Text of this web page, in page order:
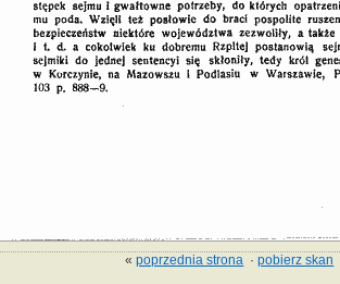
«poprzednia strona ·pobierz skan